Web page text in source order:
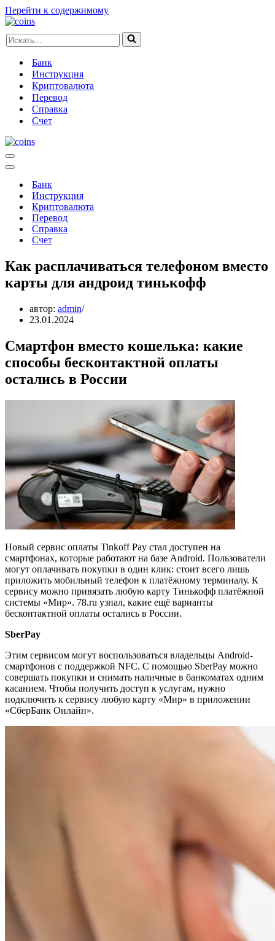
Перейти к содержимому
Искать...
Банк
Инструкция
Криптовалюта
Перевод
Справка
Счет
Меню
навигации
Меню
навигацииБанк
Инструкция
Криптовалюта
Перевод
Справка
Счет
Как расплачиваться телефоном вместо
карты для андроид тинькофф
автор: admin
23.01.2024
Смартфон вместо кошелька: какие
способы бесконтактной оплаты
остались в России
Новый сервис оплаты Tinkoff Pay стал доступен на
смартфонах, которые работают на базе Android. Пользователи
могут оплачивать покупки в один клик: стоит всего лишь
приложить мобильный телефон к платёжному терминалу. К
сервису можно привязать любую карту Тинькофф платёжной
системы «Мир». 78.ru узнал, какие ещё варианты
бесконтактной оплаты остались в России.
SberPay
Этим сервисом могут воспользоваться владельцы Android-
смартфонов с поддержкой NFC. С помощью SberPay можно
совершать покупки и снимать наличные в банкоматах одним
касанием. Чтобы получить доступ к услугам, нужно
подключить к сервису любую карту «Мир» в приложении
«СберБанк Онлайн».